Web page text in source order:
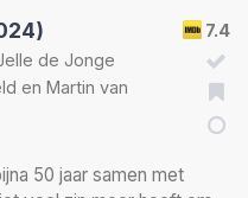
7.4
de Jonge
en Martin van
50 jaar samen met